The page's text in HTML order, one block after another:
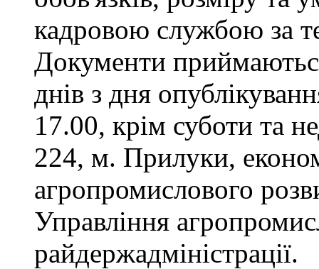
кадровою службою за
Документи
днів з дня
17.00, крім суботи та
224, м. Прилуки,
агропромислового
Управління
райдержадміністрації.